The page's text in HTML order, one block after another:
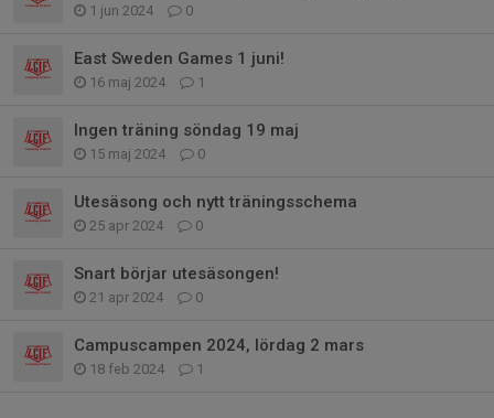
1 jun 2024 0
East Sweden Games 1 juni!
16 maj 2024 1
Ingen träning söndag 19 maj
15 maj 2024 0
Utesäsong och nytt träningsschema
25 apr 2024 0
Snart börjar utesäsongen!
21 apr 2024 0
Campuscampen 2024, lördag 2 mars
18 feb 2024 1